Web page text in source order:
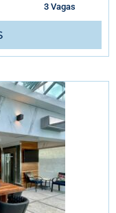
3 Vagas